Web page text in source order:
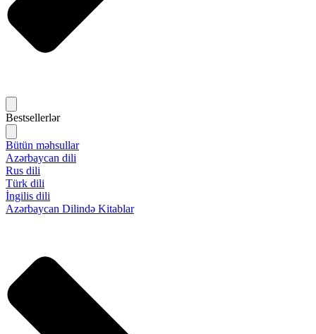
Bestsellerlər
Bütün məhsullar
Azərbaycan dili
Rus dili
Türk dili
İngilis dili
Azərbaycan Dilində Kitablar